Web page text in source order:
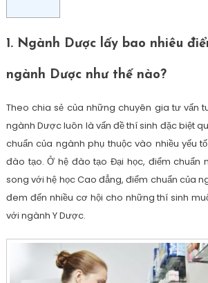
1. Ngành Dược lấy bao nhiêu
ngành Dược như thế nào?
Theo chia sẻ của những chuyên gia tư vấn
ngành Dược luôn là vấn đề thí sinh đặc biệt
chuẩn của ngành phụ thuộc vào nhiều yếu
đào tạo. Ở hệ đào tạo Đại học, điểm chuẩn
song với hệ học Cao đẳng, điểm chuẩn của
đem đến nhiều cơ hội cho những thí sinh
với ngành Y Dược.